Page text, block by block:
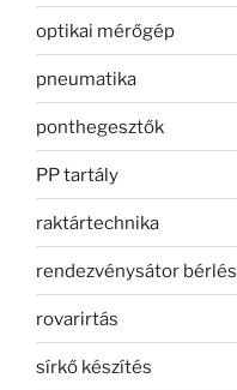
optikai mérőgép
pneumatika
ponthegesztők
PP tartály
raktártechnika
rendezvénysátor bérlés
rovarirtás
sírkő készítés